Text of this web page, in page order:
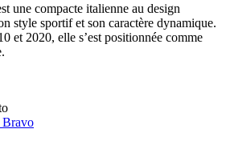
une compacte italienne au design
style sportif et son caractère dynamique.
et 2020, elle s’est positionnée comme
Bravo